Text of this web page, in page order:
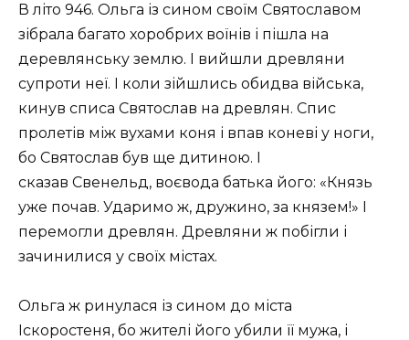
В літо 946. Ольга із сином своїм Святославом
зібрала багато хоробрих воїнів і пішла на
деревлянську землю. І вийшли древляни
супроти неї. І коли зійшлись обидва війська,
кинув списа Святослав на древлян. Спис
пролетів між вухами коня і впав коневі у ноги,
бо Святослав був ще дитиною. І
сказав Свенельд, воєвода батька його: «Князь
уже почав. Ударимо ж, дружино, за князем!» І
перемогли древлян. Древляни ж побігли і
зачинилися у своїх містах.
Ольга ж ринулася із сином до міста
Іскоростеня, бо жителі його убили її мужа, і